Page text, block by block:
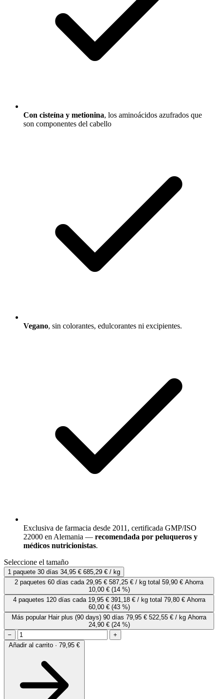
Con cisteína y metionina, los aminoácidos azufrados que
son componentes del cabello
Vegano, sin colorantes, edulcorantes ni excipientes.
Exclusiva de farmacia desde 2011, certificada GMP/ISO
22000 en Alemania — recomendada por peluqueros y
médicos nutricionistas.
Seleccione el tamaño
1 paquete 30 días 34,95 € 685,29 € / kg
2 paquetes 60 días cada 29,95 € 587,25 € / kg total 59,90 € Ahorra
10,00 € (14 %)
4 paquetes 120 días cada 19,95 € 391,18 € / kg total 79,80 € Ahorra
60,00 € (43 %)
Más popular Hair plus (90 days) 90 días 79,95 € 522,55 € / kg Ahorra
24,90 € (24 %)
−
+
Añadir al carrito · 79,95 €